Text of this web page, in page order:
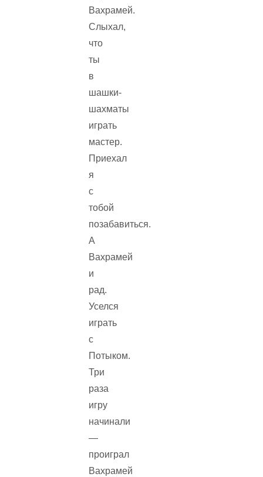
Вахрамей.
Слыхал,
что
ты
в
шашки-
шахматы
играть
мастер.
Приехал
я
с
тобой
позабавиться.
А
Вахрамей
и
рад.
Уселся
играть
с
Потыком.
Три
раза
игру
начинали
—
проиграл
Вахрамей